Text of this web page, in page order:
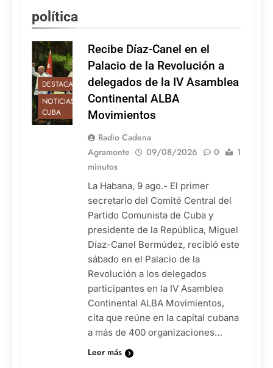
política
DESTACADAS
NOTICIAS DE
CUBA
Recibe Díaz-Canel en el
Palacio de la Revolución a
delegados de la IV Asamblea
Continental ALBA
Movimientos
Radio Cadena
Agramonte
09/08/2026 0
1
minutos
La Habana, 9 ago.- El primer
secretario del Comité Central del
Partido Comunista de Cuba y
presidente de la República, Miguel
Díaz-Canel Bermúdez, recibió este
sábado en el Palacio de la
Revolución a los delegados
participantes en la IV Asamblea
Continental ALBA Movimientos,
cita que reúne en la capital cubana
a más de 400 organizaciones…
Leer más